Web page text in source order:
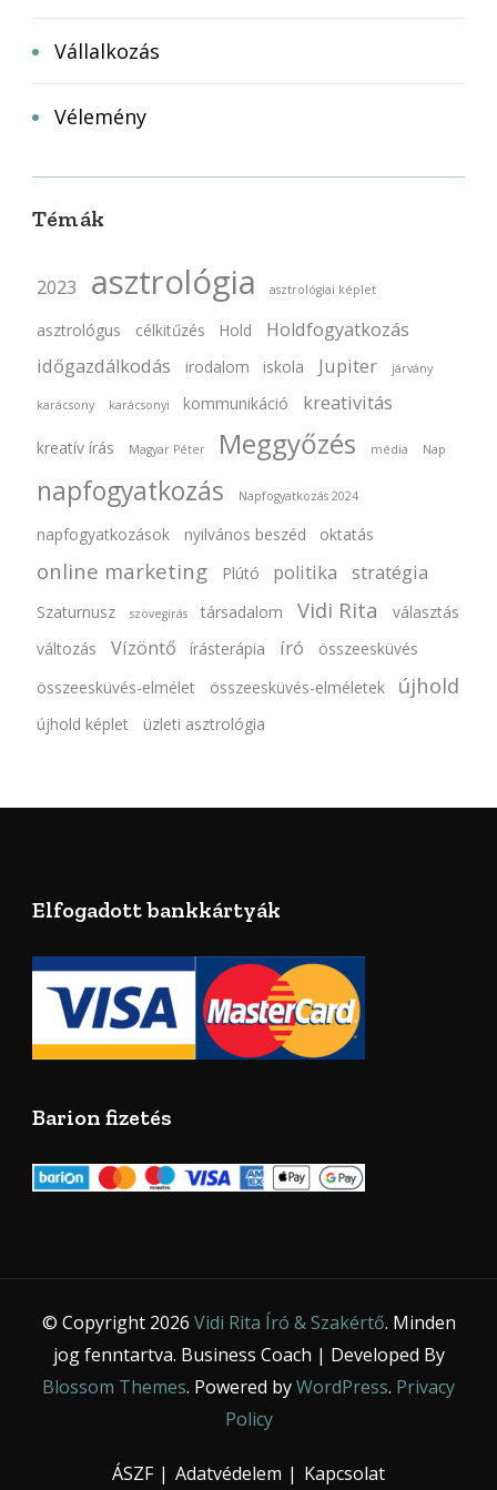
Vállalkozás
Vélemény
Témák
2023 asztrológia asztrológiai képlet
asztrológus célkitűzés Hold
Holdfogyatkozás
időgazdálkodás
irodalom iskola Jupiter járvány
karácsony karácsonyi kommunikáció kreativitás
kreatív írás Magyar Péter Meggyőzés média Nap
napfogyatkozás Napfogyatkozás 2024
napfogyatkozások nyilvános beszéd oktatás
online marketing Plútó politika stratégia
Szaturnusz szövegírás társadalom Vidi Rita
választás
változás
Vízöntő írásterápia író
összeesküvés
összeesküvés-elmélet
összeesküvés-elméletek újhold
újhold képlet üzleti asztrológia
Elfogadott bankkártyák
Barion fizetés
© Copyright 2026 Vidi Rita Író & Szakértő. Minden
jog fenntartva. Business Coach | Developed By
Blossom Themes. Powered byWordPress. Privacy
Policy
ÁSZF Adatvédelem Kapcsolat